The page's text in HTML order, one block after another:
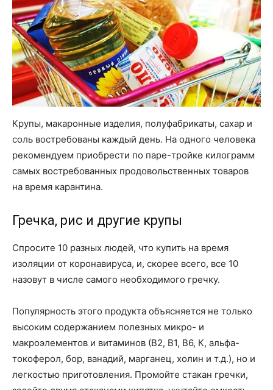
Крупы, макаронные изделия, полуфабрикаты, сахар и
соль востребованы каждый день. На одного человека
рекомендуем приобрести по паре-тройке килограмм
самых востребованных продовольственных товаров
на время карантина.
Гречка, рис и другие крупы
Спросите 10 разных людей, что купить на время
изоляции от коронавируса, и, скорее всего, все 10
назовут в числе самого необходимого гречку.
Популярность этого продукта объясняется не только
высоким содержанием полезных микро- и
макроэлементов и витаминов (В2, В1, В6, К, альфа-
токоферол, бор, ванадий, марганец, холин и т.д.), но и
легкостью приготовления. Промойте стакан гречки,